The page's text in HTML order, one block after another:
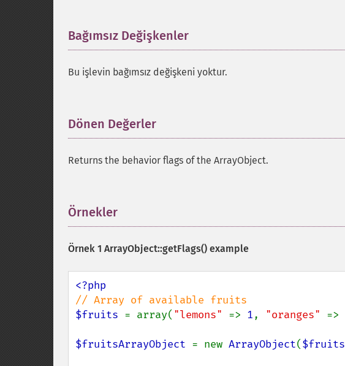
Bağımsız Değişkenler
Bu işlevin bağımsız değişkeni yoktur.
Dönen Değerler
Returns the behavior flags of the ArrayObject.
Örnekler
Örnek 1 ArrayObject::getFlags() example
$fruits = array( "lemons" => 1, "oranges" =>
$fruitsArrayObject = new ArrayObject($fruits